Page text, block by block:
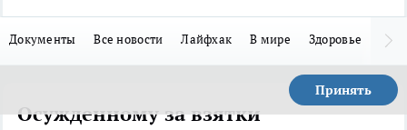
Документы Все новости Лайфхак В мире Здоровье
Принять
Осужденному за взятки